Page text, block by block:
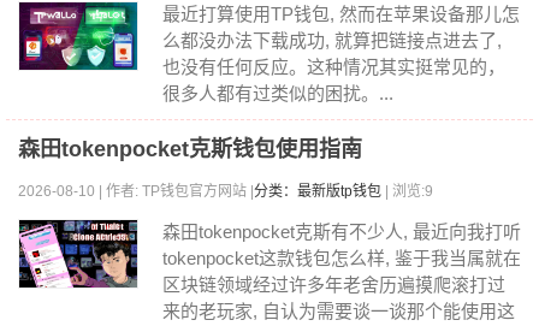
最近打算使用TP钱包, 然而在苹果设备那儿怎
么都没办法下载成功, 就算把链接点进去了,
也没有任何反应。这种情况其实挺常见的，
很多人都有过类似的困扰。...
森田tokenpocket克斯钱包使用指南
2026-08-10 | 作者: TP钱包官方网站 | 分类：最新版tp钱包 | 浏览:9
森田tokenpocket克斯有不少人, 最近向我打听
tokenpocket这款钱包怎么样, 鉴于我当属就在
区块链领域经过许多年老舍历遍摸爬滚打过
来的老玩家, 自认为需要谈一谈那个能使用这